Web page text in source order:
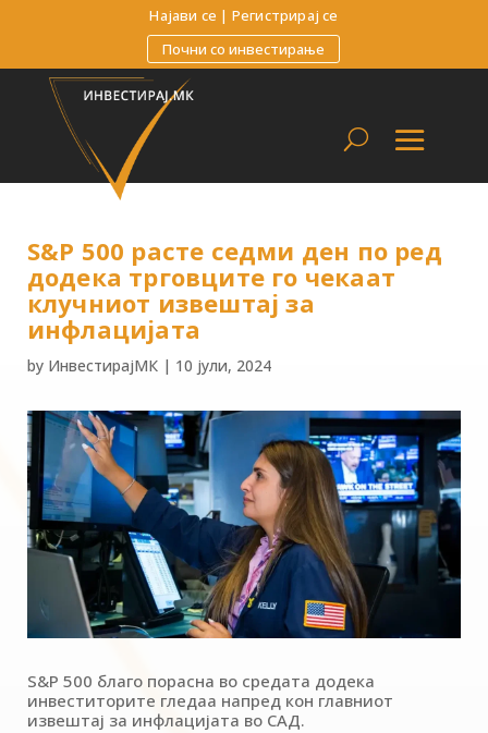
Најави се | Регистрирај се
Почни со инвестирање
S&P 500 расте седми ден по ред
додека трговците го чекаат
клучниот извештај за
инфлацијата
by ИнвестирајМК| 10 јули, 2024
S&P 500 благо порасна во средата додека
инвеститорите гледаа напред кон главниот
извештај за инфлацијата во САД.